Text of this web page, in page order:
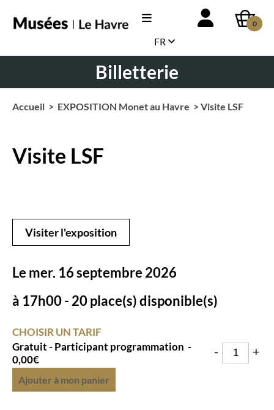
0
FR
Billetterie
Accueil > EXPOSITION Monet au Havre > Visite LSF
Visite LSF
Visiter l'exposition
Le mer. 16 septembre 2026
à 17h00 - 20 place(s) disponible(s)
CHOISIR UN TARIF
Gratuit - Participant programmation -
0,00€
- +
Ajouter à mon panier